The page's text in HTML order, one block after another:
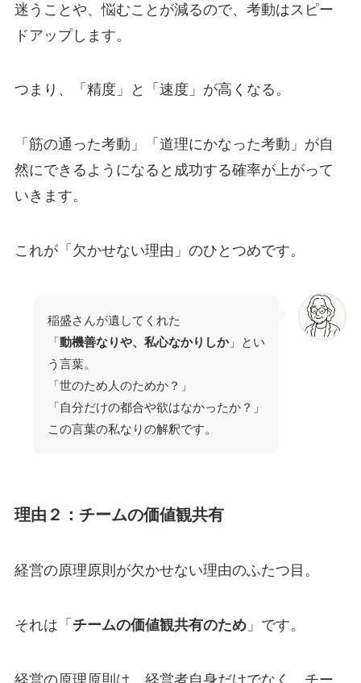
迷うことや、悩むことが減るので、考動はスピー
ドアップします。
つまり、「精度」と「速度」が高くなる。
「筋の通った考動」「道理にかなった考動」が自
然にできるようになると成功する確率が上がって
いきます。
これが「欠かせない理由」のひとつめです。
稲盛さんが遺してくれた
「動機善なりや、私心なかりしか」とい
う言葉。
「世のため人のためか？」
「自分だけの都合や欲はなかったか？」
この言葉の私なりの解釈です。
理由２：チームの価値観共有
経営の原理原則が欠かせない理由のふたつ目。
それは「 チームの価値観共有のため」です。